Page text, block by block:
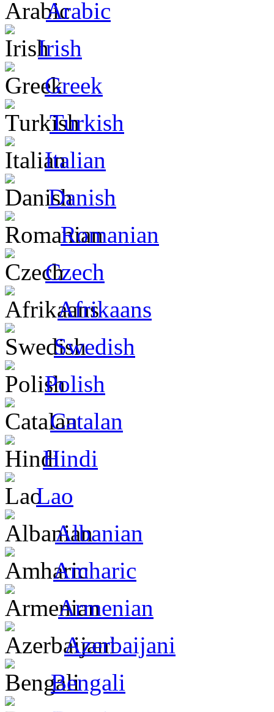
Arabic
Irish
Greek
Turkish
Italian
Danish
Romanian
Czech
Afrikaans
Swedish
Polish
Catalan
Hindi
Lao
Albanian
Amharic
Armenian
Azerbaijani
Bengali